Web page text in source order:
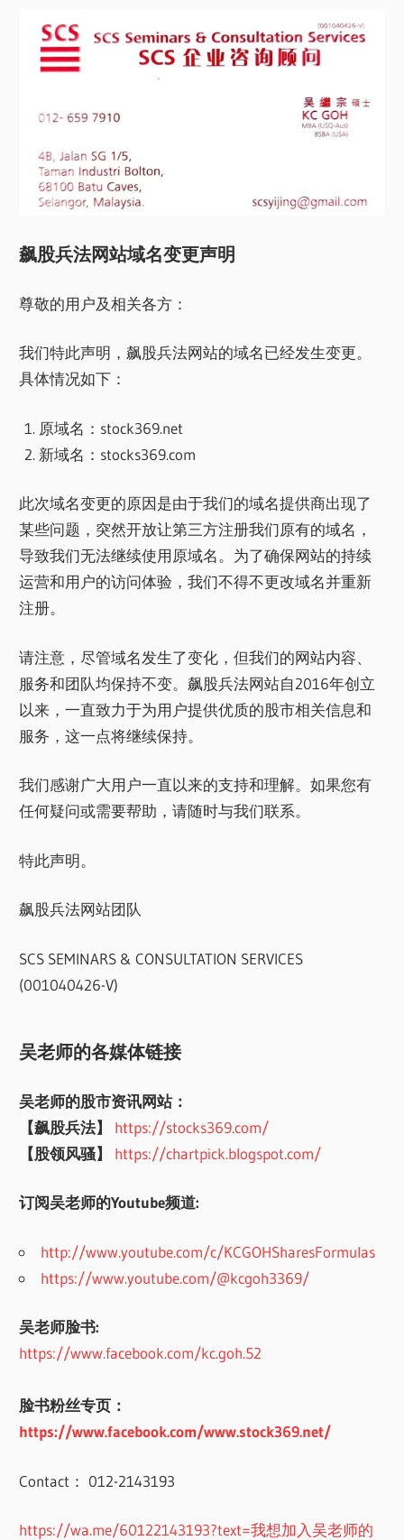
飙股兵法网站域名变更声明
尊敬的用户及相关各方：
我们特此声明，飙股兵法网站的域名已经发生变更。
具体情况如下：
原域名：stock369.net
新域名：stocks369.com
此次域名变更的原因是由于我们的域名提供商出现了
某些问题，突然开放让第三方注册我们原有的域名，
导致我们无法继续使用原域名。为了确保网站的持续
运营和用户的访问体验，我们不得不更改域名并重新
注册。
请注意，尽管域名发生了变化，但我们的网站内容、
服务和团队均保持不变。飙股兵法网站自2016年创立
以来，一直致力于为用户提供优质的股市相关信息和
服务，这一点将继续保持。
我们感谢广大用户一直以来的支持和理解。如果您有
任何疑问或需要帮助，请随时与我们联系。
特此声明。
飙股兵法网站团队
SCS SEMINARS & CONSULTATION SERVICES
(001040426-V)
吴老师的各媒体链接
吴老师的股市资讯网站：
【飙股兵法】
https://stocks369.com/
【股领风骚】
https://chartpick.blogspot.com/
订阅吴老师的Youtube频道:
http://www.youtube.com/c/KCGOHSharesFormulas
https://www.youtube.com/@kcgoh3369/
吴老师脸书:
https://www.facebook.com/kc.goh.52
脸书粉丝专页：
https://www.facebook.com/www.stock369.net/
Contact： 012-2143193
https://wa.me/60122143193?text=我想加入吴老师的